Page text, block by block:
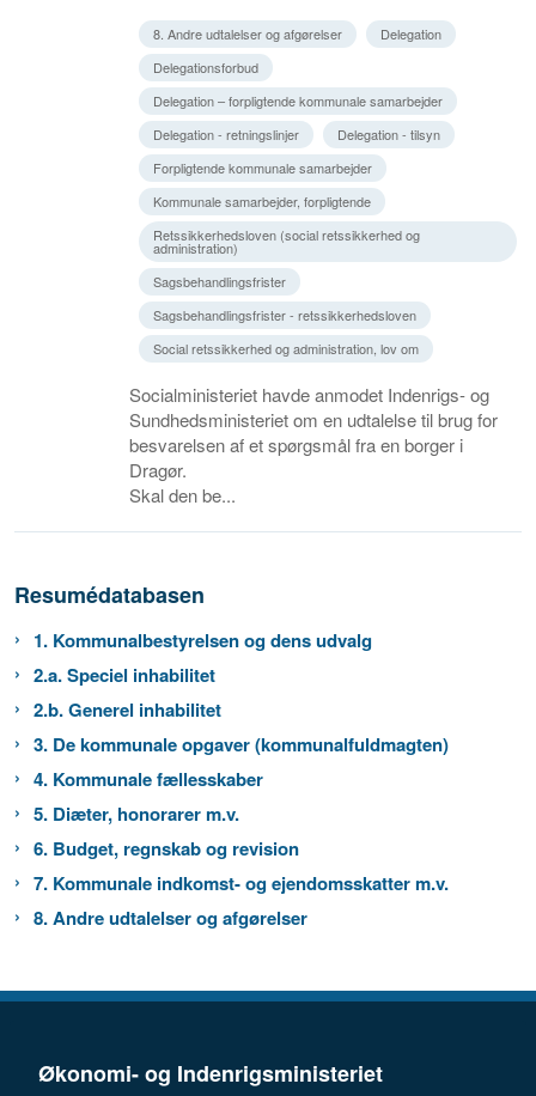
8. Andre udtalelser og afgørelser
Delegation
Delegationsforbud
Delegation – forpligtende kommunale samarbejder
Delegation - retningslinjer
Delegation - tilsyn
Forpligtende kommunale samarbejder
Kommunale samarbejder, forpligtende
Retssikkerhedsloven (social retssikkerhed og
administration)
Sagsbehandlingsfrister
Sagsbehandlingsfrister - retssikkerhedsloven
Social retssikkerhed og administration, lov om
Socialministeriet havde anmodet Indenrigs- og
Sundhedsministeriet om en udtalelse til brug for
besvarelsen af et spørgsmål fra en borger i
Dragør.
Skal den be...
Resumédatabasen
1. Kommunalbestyrelsen og dens udvalg
2.a. Speciel inhabilitet
2.b. Generel inhabilitet
3. De kommunale opgaver (kommunalfuldmagten)
4. Kommunale fællesskaber
5. Diæter, honorarer m.v.
6. Budget, regnskab og revision
7. Kommunale indkomst- og ejendomsskatter m.v.
8. Andre udtalelser og afgørelser
Økonomi- og Indenrigsministeriet